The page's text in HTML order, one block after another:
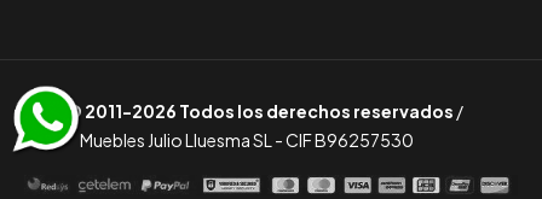
© 2011-2026 Todos los derechos reservados /
Muebles Julio Lluesma SL - CIF B96257530